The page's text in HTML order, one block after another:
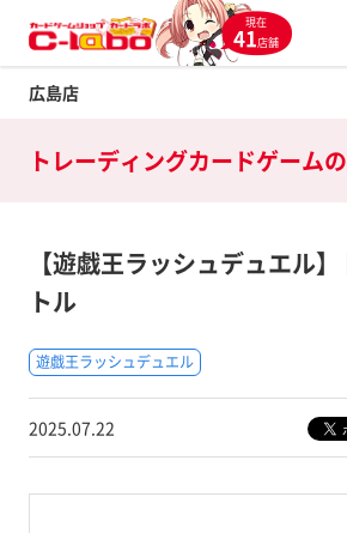
現在
41店舗
広島店
Twitter
トレーディングカードゲームの
【遊戯王ラッシュデュエル
トル
遊戯王ラッシュデュエル
2025.07.22